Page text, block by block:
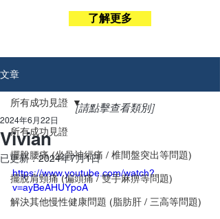
了解更多
文章
所有成功見證
擺脫腰痛 (坐骨神經痛 / 椎間盤突出等問題)
擺脫肩頸痛 (偏頭痛 / 雙手麻痹等問題)
解決其他慢性健康問題 (脂肪肝 / 三高等問題)
所有成功見證
Vivian
2024年6月22日
已更新：2024年7月1日
https://www.youtube.com/watch?
v=ayBeAHUYpoA
[請點擊查看類別]